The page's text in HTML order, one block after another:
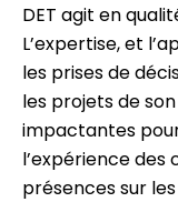
DET agit en
L’expertise, et
les prises de
les projets de
impactantes
l’expérience
présences sur